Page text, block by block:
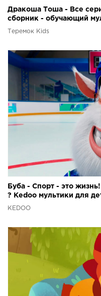
Дракоша Тоша - Все
сборник - обучающий
Теремок Kids
Буба - Спорт - это
? Kedoo мультики для
KEDOO